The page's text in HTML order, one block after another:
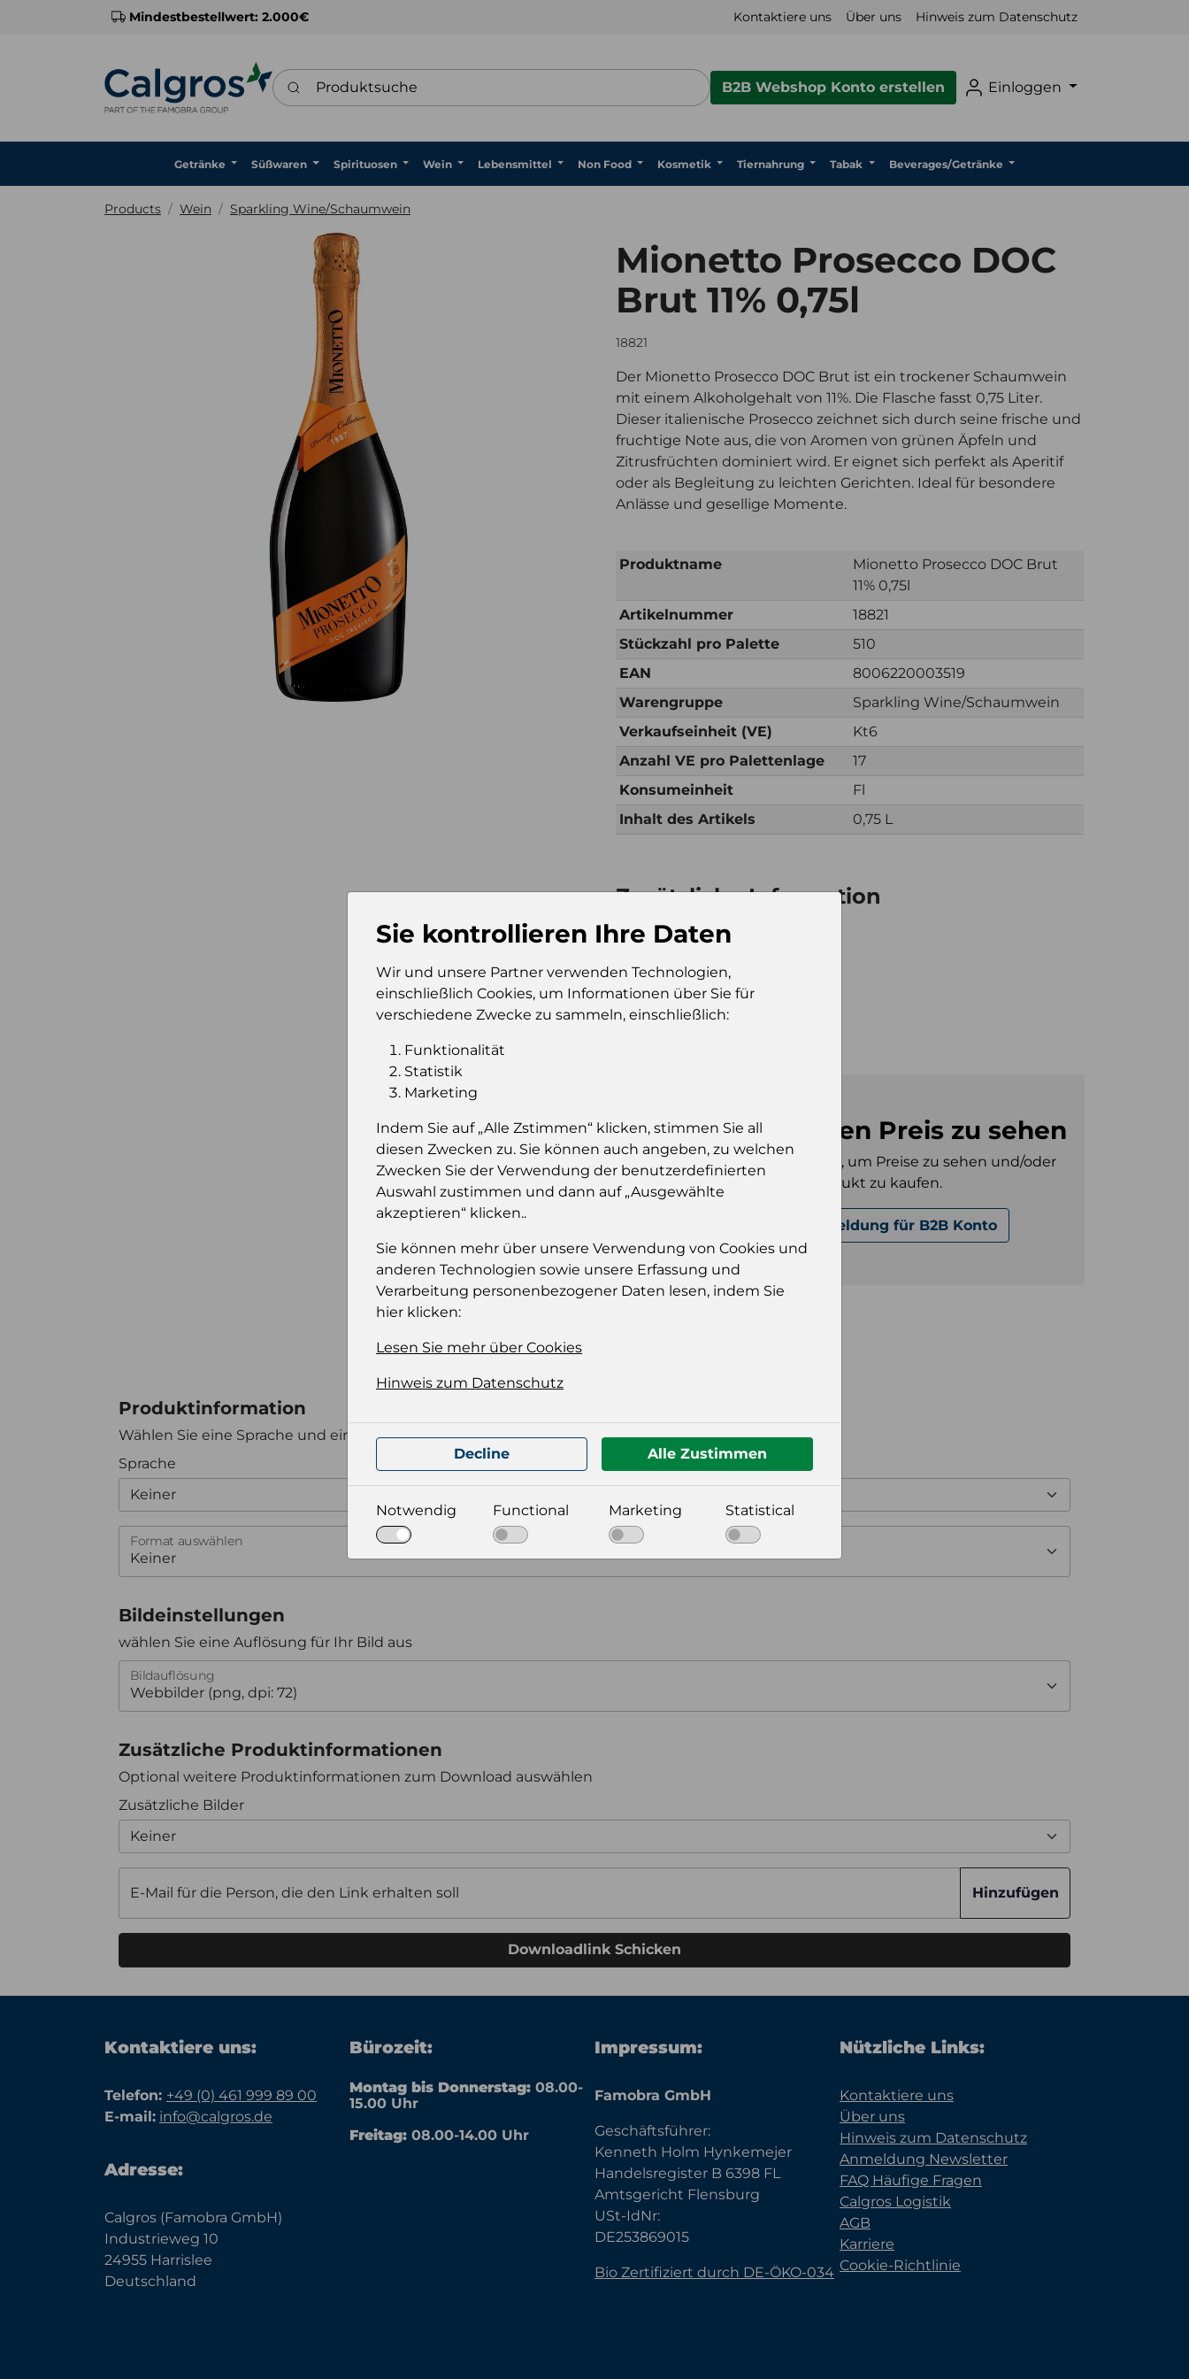
Mindestbestellwert: 2.000€ Kontaktiere uns Über uns Hinweis zum Datenschutz
Produktsuche
B2B Webshop Konto erstellen Einloggen
Getränke Süßwaren Spirituosen Wein Lebensmittel Non Food Kosmetik Tiernahrung Tabak Beverages/Getränke
Products Wein Sparkling Wine/Schaumwein
Mionetto Prosecco DOC
Brut 11% 0,75l
18821
Der Mionetto Prosecco DOC Brut ist ein trockener Schaumwein
mit einem Alkoholgehalt von 11%. Die Flasche fasst 0,75 Liter.
Dieser italienische Prosecco zeichnet sich durch seine frische und
fruchtige Note aus, die von Aromen von grünen Äpfeln und
Zitrusfrüchten dominiert wird. Er eignet sich perfekt als Aperitif
oder als Begleitung zu leichten Gerichten. Ideal für besondere
Anlässe und gesellige Momente.
Produktname
Mionetto Prosecco DOC Brut
11% 0,75l
Artikelnummer
18821
Stückzahl pro Palette
510
EAN
8006220003519
Warengruppe
Sparkling Wine/Schaumwein
Verkaufseinheit (VE)
Kt6
Anzahl VE pro Palettenlage
17
Konsumeinheit
Fl
Inhalt des Artikels
0,75 L
Zusätzliche Information
Verkaufseinheit (VE)
Palette
Konsumeinheit
Stückzahl pro
Einloggen um den Preis zu sehen
Sie müssen eingeloggt sein, um Preise zu sehen und/oder
dieses Produkt zu kaufen.
Anmeldung für B2B Konto
Produktinformation
Wählen Sie eine Sprache und ein Format für Ihre Produktdatei aus
Sprache
Keiner
Format auswählen
Bildeinstellungen
wählen Sie eine Auflösung für Ihr Bild aus
Bildauflösung
Zusätzliche Produktinformationen
Optional weitere Produktinformationen zum Download auswählen
Zusätzliche Bilder
Keiner
E-Mail für die Person, die den Link erhalten soll Hinzufügen
Downloadlink Schicken
Kontaktiere uns:
Telefon: +49 (0) 461 999 89 00
E-mail: info@calgros.de
Adresse:
Calgros (Famobra GmbH)
Industrieweg 10
24955 Harrislee
Deutschland
Bürozeit:
Montag bis Donnerstag: 08.00-
15.00 Uhr
Freitag: 08.00-14.00 Uhr
Impressum:
Famobra GmbH
Geschäftsführer:
Kenneth Holm Hynkemejer
Handelsregister B 6398 FL
Amtsgericht Flensburg
USt-IdNr:
DE253869015
Bio Zertifiziert durch DE-ÖKO-034
Nützliche Links:
Kontaktiere uns
Über uns
Hinweis zum Datenschutz
Anmeldung Newsletter
FAQ Häufige Fragen
Calgros Logistik
AGB
Karriere
Cookie-Richtlinie
Sie kontrollieren Ihre Daten
Wir und unsere Partner verwenden Technologien,
einschließlich Cookies, um Informationen über Sie für
verschiedene Zwecke zu sammeln, einschließlich:
Funktionalität
Statistik
Marketing
Indem Sie auf „Alle Zstimmen“ klicken, stimmen Sie all
diesen Zwecken zu. Sie können auch angeben, zu welchen
Zwecken Sie der Verwendung der benutzerdefinierten
Auswahl zustimmen und dann auf „Ausgewählte
akzeptieren“ klicken..
Sie können mehr über unsere Verwendung von Cookies und
anderen Technologien sowie unsere Erfassung und
Verarbeitung personenbezogener Daten lesen, indem Sie
hier klicken:
Lesen Sie mehr über Cookies
Hinweis zum Datenschutz
Decline Alle Zustimmen
Notwendig Functional Marketing Statistical